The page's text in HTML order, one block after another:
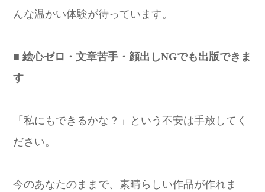
んな温かい体験が待っています。
■ 絵心ゼロ・文章苦手・顔出しNGでも出版できま
す
「私にもできるかな？」という不安は手放してく
ださい。
今のあなたのままで、素晴らしい作品が作れま